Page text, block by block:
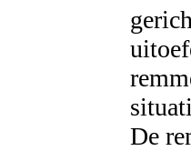
De